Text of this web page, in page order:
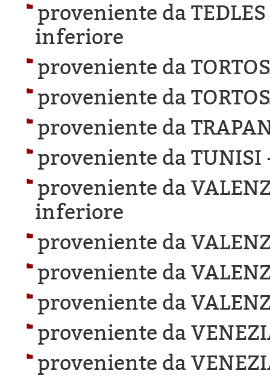
proveniente da TEDLES
inferiore
proveniente da
proveniente da
proveniente da
proveniente da
proveniente da
inferiore
proveniente da
proveniente da
proveniente da
proveniente da
proveniente da